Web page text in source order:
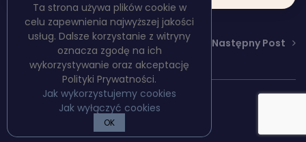
Poprzedni Post Następny Post
Copyright © PulpBooks
Polityka prywatności
Ta strona używa plików cookie w
celu zapewnienia najwyższej jakości
usług. Dalsze korzystanie z witryny
oznacza zgodę na ich
wykorzystywanie oraz akceptację
Polityki Prywatności.
Jak wykorzystujemy cookies
Jak wyłączyć cookies
OK